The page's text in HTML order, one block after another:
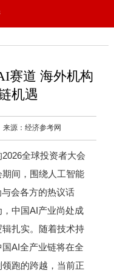
赛道 海外机构
机遇
来源：经济参考网
全球投资者大会
间，围绕人工智能
与会各方的热议话
中国AI产业尚处成
扎实。随着技术持
AI全产业链将在全
跑的跨越，当前正